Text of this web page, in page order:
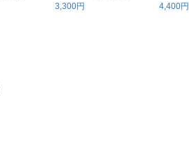
3,300円 4,400円